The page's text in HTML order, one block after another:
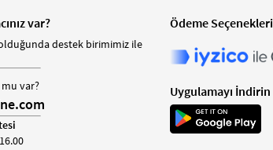
var?
olduğunda destek birimimiz ile
var?
Ödeme Seçenekleri
Uygulamayı İndirin